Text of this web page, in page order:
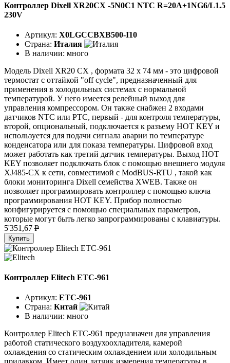
Контроллер Dixell XR20CX -5N0C1 NTC R=20A+1NG6/L1.5
230V
Артикул: X0LGCCBXB500-I10
Страна: Италия
В наличии: много
Модель Dixell XR20 CX , формата 32 x 74 мм - это цифровой
термостат с оттайкой "off cycle", предназначенный для
применения в холодильных системах с нормальной
температурой. У него имеется релейный выход для
управления компрессором. Он также снабжен 2 входами
датчиков NTC или PTC, первый - для контроля температуры,
второй, опциональный, подключается к разъему HOT KEY и
используется для подачи сигнала аварии по температуре
конденсатора или для показа температуры. Цифровой вход
может работать как третий датчик температуры. Выход HOT
KEY позволяет подключать блок с помощью внешнего модуля
XJ485-CX к сети, совместимой с ModBUS-RTU , такой как
блоки мониторинга Dixell семейства XWEB. Также он
позволяет программировать контроллер с помощью ключа
программирования HOT KEY. Прибор полностью
конфигурируется с помощью специальных параметров,
которые могут быть легко запрограммированы с клавиатуры.
5'351,67 P
Купить
Контроллер Elitech ETC-961
Артикул: ETC-961
Страна: Китай
В наличии: много
Контроллер Elitech ETC-961 предназначен для управления
работой статического воздухоохладителя, камерой
охлаждения со статическим охлаждением или холодильным